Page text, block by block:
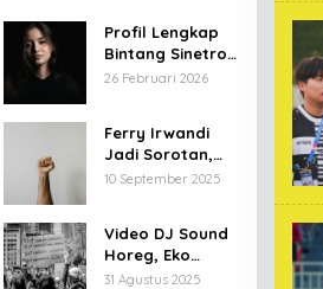
Profil Lengkap
Bintang Sinetron
Mencintai Ipar
26 Februari 2026
Ferry Irwandi
Jadi Sorotan,
Begini Latar
10 September 2025
Video DJ Sound
Horeg, Eko
Patrio Buka
31 Agustus 2025